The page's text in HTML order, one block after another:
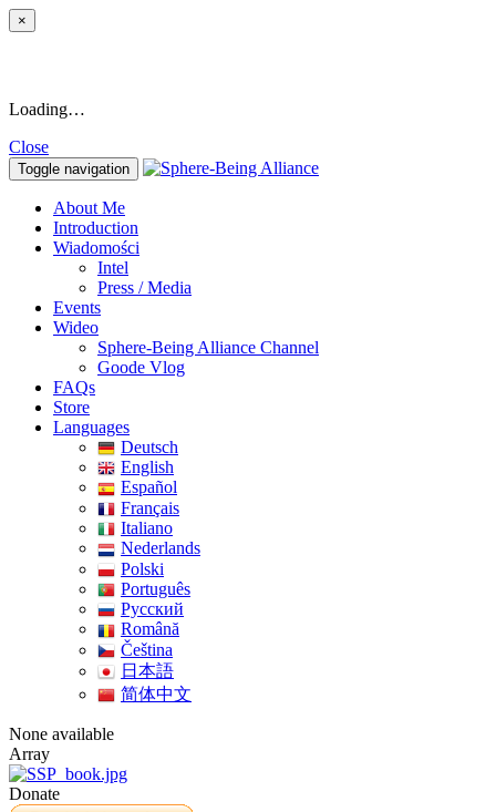
×
Loading…
Close
Toggle navigation
About Me
Introduction
Wiadomości
Intel
Press / Media
Events
Wideo
Sphere-Being Alliance Channel
Goode Vlog
FAQs
Store
Languages
Deutsch
English
Español
Français
Italiano
Nederlands
Polski
Português
Pусский
Română
Čeština
日本語
简体中文
None available
Array
Donate